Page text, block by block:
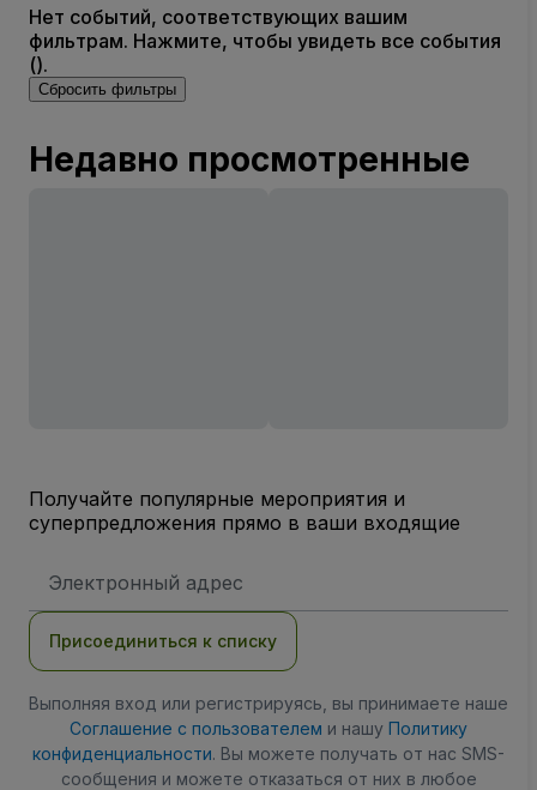
Нет событий, соответствующих вашим
фильтрам. Нажмите, чтобы увидеть все события
().
Сбросить фильтры
Недавно просмотренные
Получайте популярные мероприятия и
суперпредложения прямо в ваши входящие
электронной
Присоединиться к списку
Выполняя вход или регистрируясь, вы принимаете наше
Соглашение с пользователем и нашу Политику
конфиденциальности. Вы можете получать от нас SMS-
сообщения и можете отказаться от них в любое